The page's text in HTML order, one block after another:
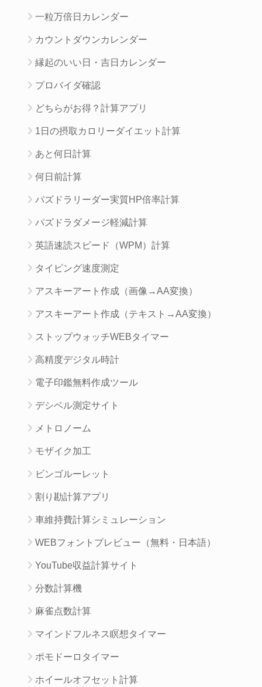
一粒万倍日カレンダー
カウントダウンカレンダー
縁起のいい日・吉日カレンダー
プロバイダ確認
どちらがお得？計算アプリ
1日の摂取カロリーダイエット計算
あと何日計算
何日前計算
パズドラリーダー実質HP倍率計算
パズドラダメージ軽減計算
英語速読スピード（WPM）計算
タイピング速度測定
アスキーアート作成（画像→AA変換）
アスキーアート作成（テキスト→AA変換）
ストップウォッチWEBタイマー
高精度デジタル時計
電子印鑑無料作成ツール
デシベル測定サイト
メトロノーム
モザイク加工
ビンゴルーレット
割り勘計算アプリ
車維持費計算シミュレーション
WEBフォントプレビュー（無料・日本語）
YouTube収益計算サイト
分数計算機
麻雀点数計算
マインドフルネス瞑想タイマー
ポモドーロタイマー
ホイールオフセット計算